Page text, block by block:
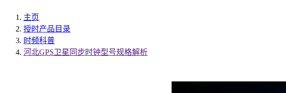
主页
授时产品目录
时频科普
河北GPS卫星同步时钟型号规格解析